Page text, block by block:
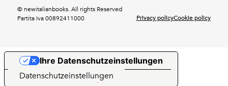
© newitalianbooks. All rights Reserved
Partita Iva 00892411000
Privacy policyCookie policy
Hinweis bei Erhebung
Ihre Datenschutzeinstellungen